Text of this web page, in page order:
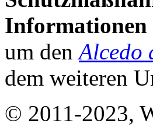
Informationen
um denAlcedo
dem weiteren
© 2011-2023,